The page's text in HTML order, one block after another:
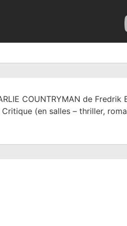
COUNTRYMAN de Fredrik
Critique (en salles – thriller,